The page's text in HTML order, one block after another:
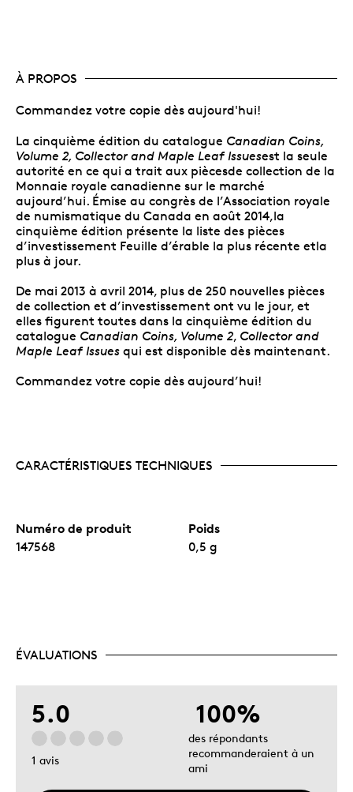
À PROPOS
Commandez votre copie dès aujourd'hui!
La cinquième édition du catalogue Canadian Coins,
Volume 2, Collector and Maple Leaf Issuesest la seule
autorité en ce qui a trait aux piècesde collection de la
Monnaie royale canadienne sur le marché
aujourd’hui. Émise au congrès de l’Association royale
de numismatique du Canada en août 2014,la
cinquième édition présente la liste des pièces
d’investissement Feuille d’érable la plus récente etla
plus à jour.
De mai 2013 à avril 2014, plus de 250 nouvelles pièces
de collection et d’investissement ont vu le jour, et
elles figurent toutes dans la cinquième édition du
catalogue Canadian Coins, Volume 2, Collector and
Maple Leaf Issues qui est disponible dès maintenant.
Commandez votre copie dès aujourd’hui!
CARACTÉRISTIQUES TECHNIQUES
Numéro de produit
147568
Poids
0,5 g
ÉVALUATIONS
5.0
1 avis
100%
des répondants
recommanderaient à un
ami